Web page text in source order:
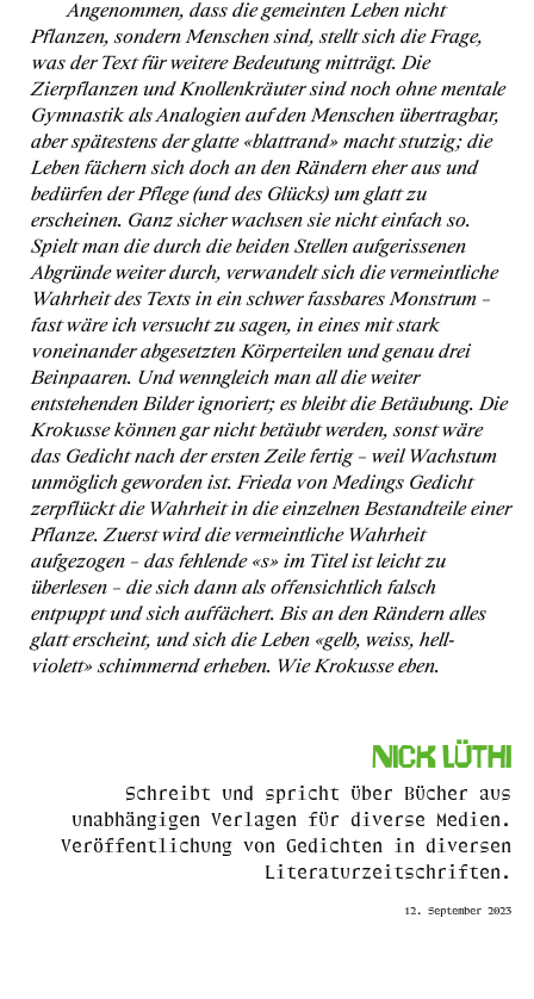
Angenommen, dass die gemeinten Leben nicht
Pflanzen, sondern Menschen sind, stellt sich die Frage,
was der Text für weitere Bedeutung mitträgt. Die
Zierpflanzen und Knollenkräuter sind noch ohne mentale
Gymnastik als Analogien auf den Menschen übertragbar,
aber spätestens der glatte «blattrand» macht stutzig; die
Leben fächern sich doch an den Rändern eher aus und
bedürfen der Pflege (und des Glücks) um glatt zu
erscheinen. Ganz sicher wachsen sie nicht einfach so.
Spielt man die durch die beiden Stellen aufgerissenen
Abgründe weiter durch, verwandelt sich die vermeintliche
Wahrheit des Texts in ein schwer fassbares Monstrum –
fast wäre ich versucht zu sagen, in eines mit stark
voneinander abgesetzten Körperteilen und genau drei
Beinpaaren. Und wenngleich man all die weiter
entstehenden Bilder ignoriert; es bleibt die Betäubung. Die
Krokusse können gar nicht betäubt werden, sonst wäre
das Gedicht nach der ersten Zeile fertig – weil Wachstum
unmöglich geworden ist. Frieda von Medings Gedicht
zerpflückt die Wahrheit in die einzelnen Bestandteile einer
Pflanze. Zuerst wird die vermeintliche Wahrheit
aufgezogen – das fehlende «s» im Titel ist leicht zu
überlesen – die sich dann als offensichtlich falsch
entpuppt und sich auffächert. Bis an den Rändern alles
glatt erscheint, und sich die Leben «gelb, weiss, hell-
violett» schimmernd erheben. Wie Krokusse eben.
Nick Lüthi
Schreibt und spricht über Bücher aus
unabhängigen Verlagen für diverse Medien.
Veröffentlichung von Gedichten in diversen
Literaturzeitschriften.
12. September 2023